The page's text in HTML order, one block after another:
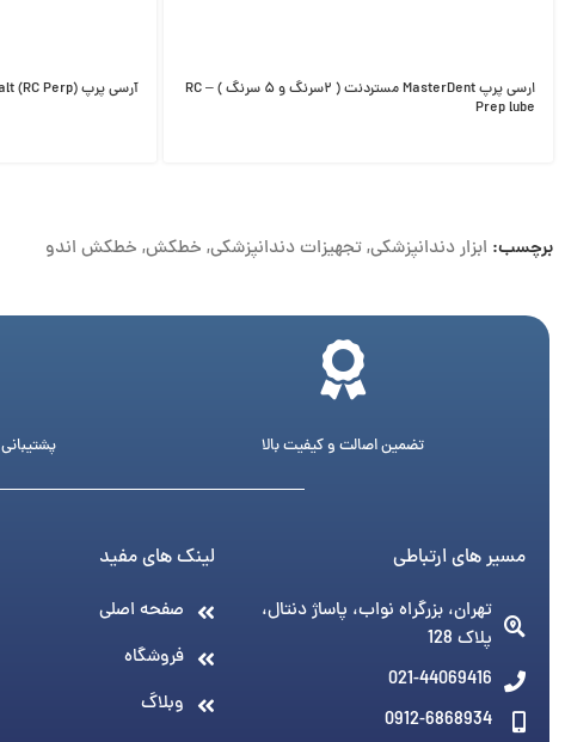
ارسی پرپ MasterDent مستردنت ( ۲سرنگ و ۵ سرنگ ) – RC
Prep lube
آرسی پرپ Cobalt (RC Perp)
برچسب: ابزار دندانپزشکی,تجهیزات دندانپزشکی, خطکش, خطکش اندو
تضمین اصالت و کیفیت بالا پشتیبانی 24 ساعته در 7 روز هفته
مسیر های ارتباطی
تهران، بزرگراه نواب، پاساژ دنتال،
پلاک 128
021-44069416
0912-6868934
لینک های مفید
صفحه اصلی
فروشگاه
وبلاگ